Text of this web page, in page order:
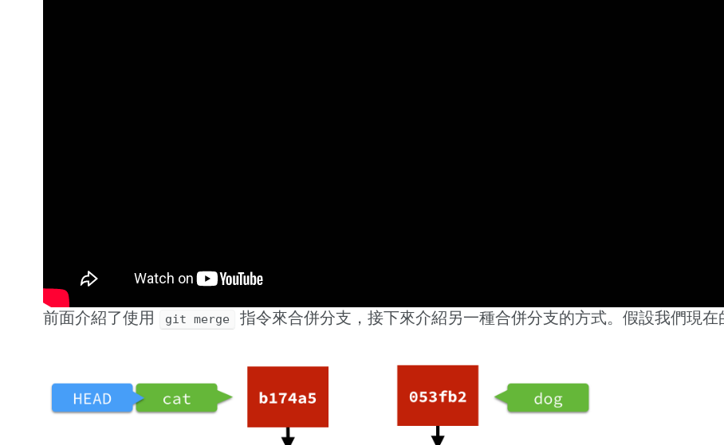
前面介紹了使用 git merge 指令來合併分支，接下來介紹另一種合併分支的方式。假設我們現在